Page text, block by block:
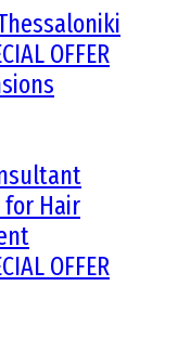
OFFER
for Hair
OFFER